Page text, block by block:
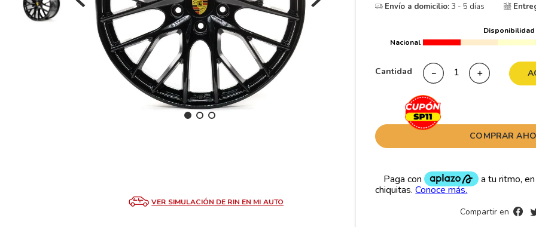
VER SIMULACIÓN DE RIN EN MI AUTO
Envío a domicilio:3 - 5 días
Disponibilidad
Nacional
Cantidad ＋
－
COMPRAR
Compartir en